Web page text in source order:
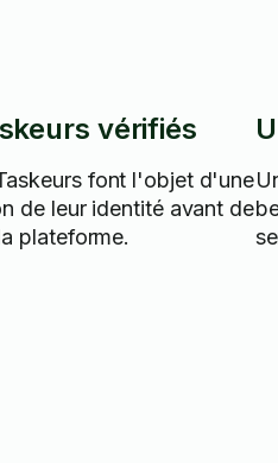
vérifiés
font l'objet d'une
de leur identité avant de
plateforme.